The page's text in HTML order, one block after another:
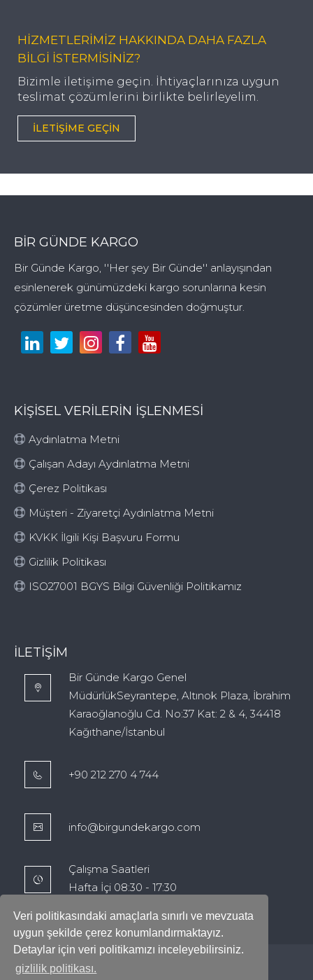
Veri politikasındaki amaçlarla sınırlı ve mevzuata
uygun şekilde çerez konumlandırmaktayız.
Detaylar için veri politikamızı inceleyebilirsiniz.
gizlilik politikası.
HİZMETLERİMİZ HAKKINDA DAHA FAZLA
BİLGİ İSTERMİSİNİZ?
Bizimle iletişime geçin. İhtiyaçlarınıza uygun
teslimat çözümlerini birlikte belirleyelim.
İLETIŞIME GEÇIN
BIR GÜNDE KARGO
Bir Günde Kargo, ''Her şey Bir Günde'' anlayışından
esinlenerek günümüzdeki kargo sorunlarına kesin
çözümler üretme düşüncesinden doğmuştur.
KİŞİSEL VERİLERİN İŞLENMESİ
Aydınlatma Metni
Çalışan Adayı Aydınlatma Metni
Çerez Politikası
Müşteri - Ziyaretçi Aydınlatma Metni
KVKK İlgili Kişi Başvuru Formu
Gizlilik Politikası
ISO27001 BGYS Bilgi Güvenliği Politikamız
İLETIŞIM
Bir Günde Kargo Genel
MüdürlükSeyrantepe, Altınok Plaza, İbrahim
Karaoğlanoğlu Cd. No:37 Kat: 2 & 4, 34418
Kağıthane/İstanbul
+90 212 270 4 744
info@birgundekargo.com
Çalışma Saatleri
Hafta İçi 08:30 - 17:30